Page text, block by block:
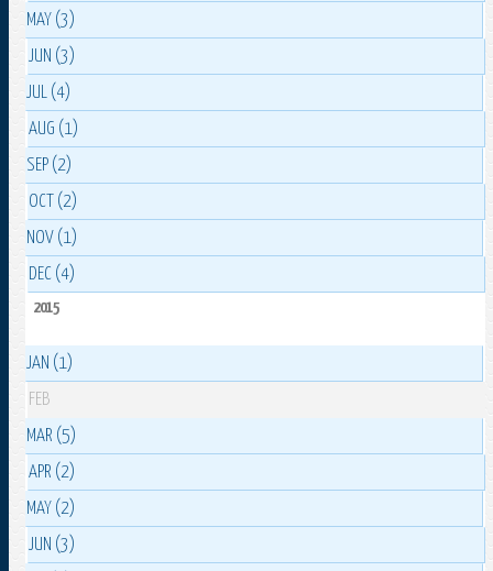
MAY (3)
JUN (3)
JUL (4)
AUG (1)
SEP (2)
OCT (2)
NOV (1)
DEC (4)
2015
JAN (1)
FEB
MAR (5)
APR (2)
MAY (2)
JUN (3)